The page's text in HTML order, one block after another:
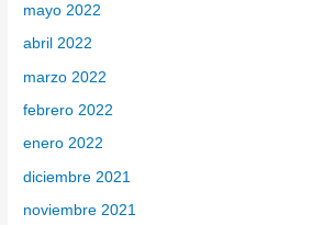
mayo 2022
abril 2022
marzo 2022
febrero 2022
enero 2022
diciembre 2021
noviembre 2021